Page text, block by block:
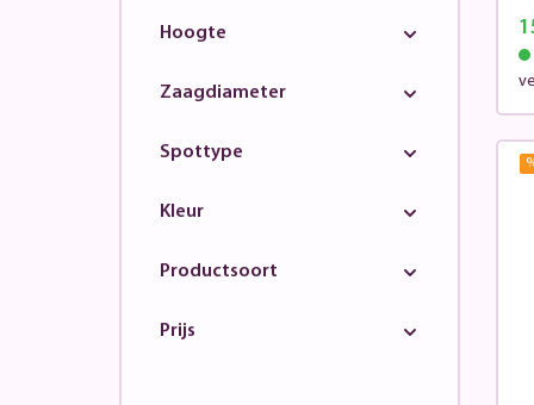
Hoogte
Zaagdiameter
Spottype
Kleur
Productsoort
Prijs